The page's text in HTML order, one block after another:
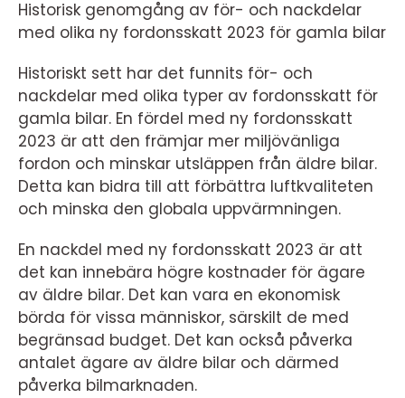
Historisk genomgång av för- och nackdelar
med olika ny fordonsskatt 2023 för gamla bilar
Historiskt sett har det funnits för- och
nackdelar med olika typer av fordonsskatt för
gamla bilar. En fördel med ny fordonsskatt
2023 är att den främjar mer miljövänliga
fordon och minskar utsläppen från äldre bilar.
Detta kan bidra till att förbättra luftkvaliteten
och minska den globala uppvärmningen.
En nackdel med ny fordonsskatt 2023 är att
det kan innebära högre kostnader för ägare
av äldre bilar. Det kan vara en ekonomisk
börda för vissa människor, särskilt de med
begränsad budget. Det kan också påverka
antalet ägare av äldre bilar och därmed
påverka bilmarknaden.